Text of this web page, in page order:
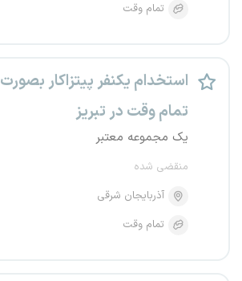
تمام وقت
استخدام یکنفر پیتزاکار بصورت
تمام وقت در تبریز
یک مجموعه معتبر
منقضی شده
آذربایجان شرقی
تمام وقت